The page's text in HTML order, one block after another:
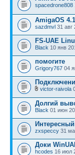
spacedrone808
AmigaOS
sazdmvl 31 авг
FS-UAE
Black 10 янв
помогите
Grigory767 04
victor-raivola
Долгий
Black 01 июн
zxspeccy 31
Доки
hcodes 16 июл